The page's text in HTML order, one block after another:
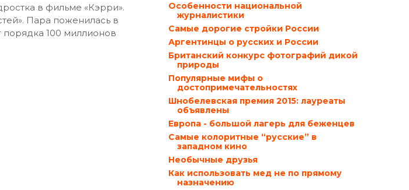
в фильме «Кэрри».
Пара поженилась в
порядка 100 миллионов
Особенности национальной
журналистики
Самые дорогие стройки России
Аргентинцы о русских и России
Британский конкурс фотографий дикой
природы
Популярные мифы о
достопримечательностях
Шнобелевская премия 2015: лауреаты
объявлены
Европа - большой лагерь для беженцев
Самые колоритные “русские” в
западном кино
Необычные друзья
Как использовать мед не по прямому
назначению